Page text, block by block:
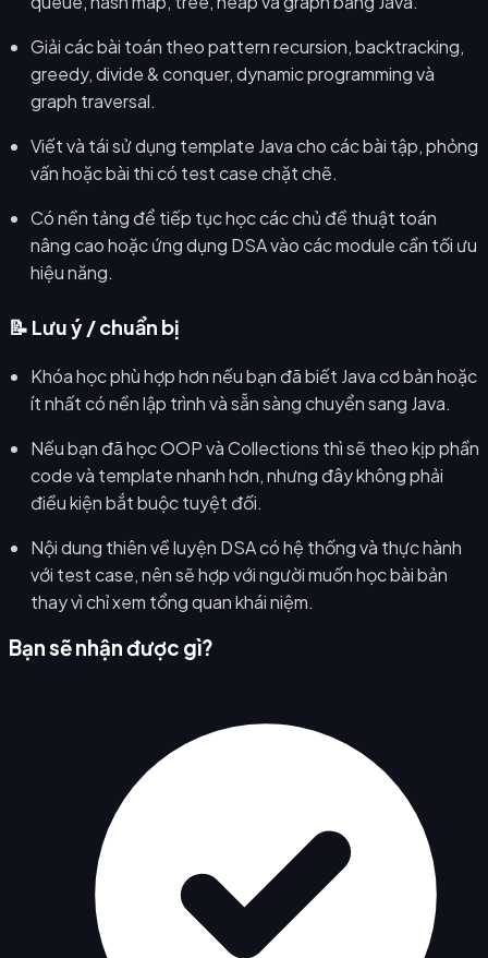
Giải các bài toán theo pattern recursion, backtracking,
greedy, divide & conquer, dynamic programming và
graph traversal.
Viết và tái sử dụng template Java cho các bài tập, phỏng
vấn hoặc bài thi có test case chặt chẽ.
Có nền tảng để tiếp tục học các chủ đề thuật toán
nâng cao hoặc ứng dụng DSA vào các module cần tối ưu
hiệu năng.
📝 Lưu ý / chuẩn bị
Khóa học phù hợp hơn nếu bạn đã biết Java cơ bản hoặc
ít nhất có nền lập trình và sẵn sàng chuyển sang Java.
Nếu bạn đã học OOP và Collections thì sẽ theo kịp phần
code và template nhanh hơn, nhưng đây không phải
điều kiện bắt buộc tuyệt đối.
Nội dung thiên về luyện DSA có hệ thống và thực hành
với test case, nên sẽ hợp với người muốn học bài bản
thay vì chỉ xem tổng quan khái niệm.
Bạn sẽ nhận được gì?